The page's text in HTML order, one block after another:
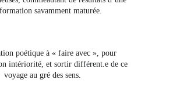
savamment maturée.
poétique à « faire avec », pour
intériorité, et sortir différent.e de ce
voyage au gré des sens.